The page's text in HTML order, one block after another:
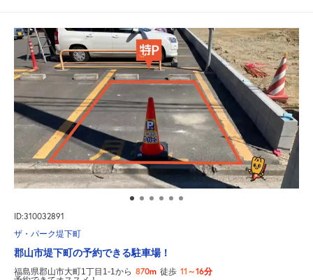
ID:310032891
ザ・パーク堤下町
郡山市堤下町の予約できる駐車場！
福島県郡山市大町1丁目1-1から 870m 徒歩 11～16分